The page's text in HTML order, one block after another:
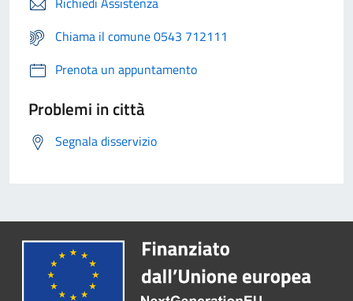
Chiama il comune 0543 712111
Prenota un appuntamento
Problemi in città
Segnala disservizio